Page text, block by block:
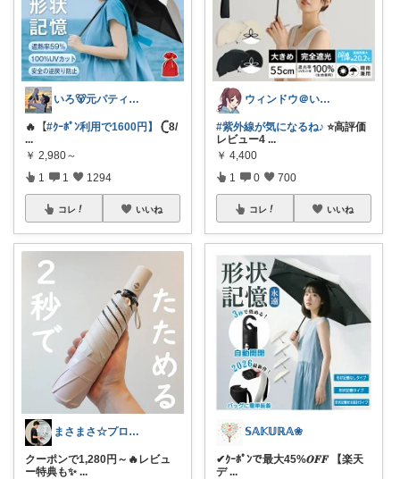
いろ🐻元パティシエ🍫
🔥【#ｸｰﾎﾟﾝ利用で1600円】
𓊆8/
...
￥ 2,980～
1 1 1294
コレ いいね
まさまさ☆プロフも見てね✨
クーポンで1,280円～🔥レビュ
ー特典も✨ ...
ウィンドウ＠いつもありがとうございます♪
#紫外線が気になるね♪ ⭐高評価
レビュー4 ...
￥ 4,400
1 0 700
コレ いいね
𝕊𝔸𝕂𝕌ℝ𝔸❀
✔︎ｸｰﾎﾟﾝで最大45%𝑶𝑭𝑭 【楽天
デ ...